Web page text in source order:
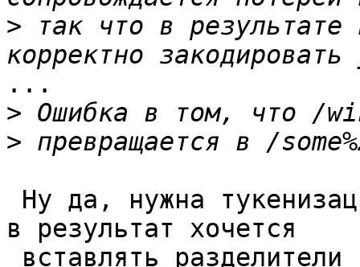
> так что в результате
...
>
>
в результат хочется